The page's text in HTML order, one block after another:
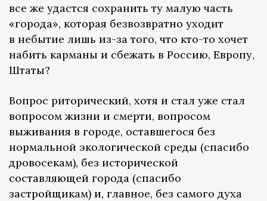
все же удастся сохранить ту малую часть
«города», которая безвозвратно уходит
в небытие лишь из-за того, что кто-то хочет
набить карманы и сбежать в Россию, Европу,
Штаты?
Вопрос риторический, хотя и стал уже стал
вопросом жизни и смерти, вопросом
выживания в городе, оставшегося без
нормальной экологической среды (спасибо
дровосекам), без исторической
составляющей города (спасибо
застройщикам) и, главное, без самого духа